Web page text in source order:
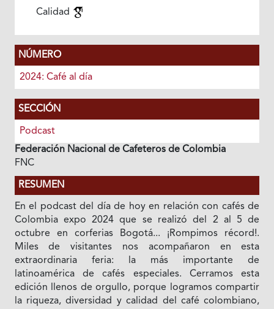
Calidad
NÚMERO
2024: Café al día
SECCIÓN
Podcast
Federación Nacional de Cafeteros de Colombia
FNC
RESUMEN
En el podcast del día de hoy en relación con cafés de
Colombia expo 2024 que se realizó del 2 al 5 de
octubre en corferias Bogotá... ¡Rompimos récord!.
Miles de visitantes nos acompañaron en esta
extraordinaria feria: la más importante de
latinoamérica de cafés especiales. Cerramos esta
edición llenos de orgullo, porque logramos compartir
la riqueza, diversidad y calidad del café colombiano,